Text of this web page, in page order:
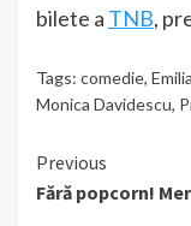
bilete a TNB,
Tags: comedie,
Monica Davidescu,
Continue
Reading
Previous
Fără popcorn!